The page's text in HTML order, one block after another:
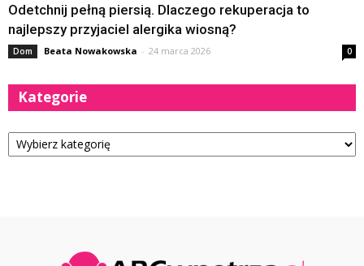
Odetchnij pełną piersią. Dlaczego rekuperacja to
najlepszy przyjaciel alergika wiosną?
Dom Beata Nowakowska - 24 marca 2026 0
Kategorie
Kategorie